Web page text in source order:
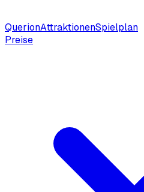
QuerionAttraktionenSpielplan
Preise